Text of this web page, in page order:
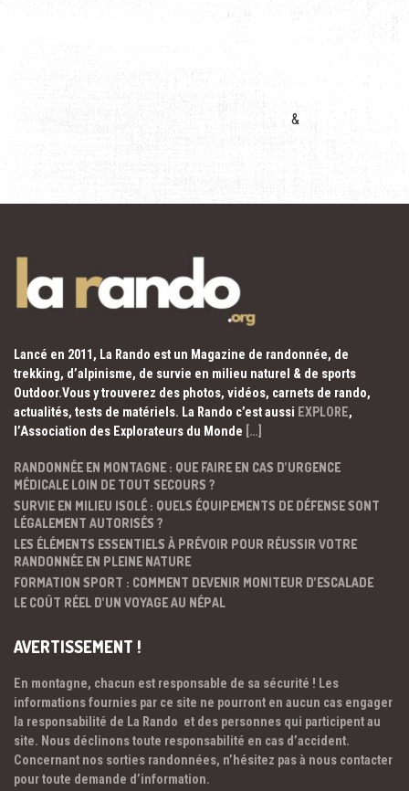
&
Lancé en 2011, La Rando est un Magazine de randonnée, de
trekking, d’alpinisme, de survie en milieu naturel & de sports
Outdoor.Vous y trouverez des photos, vidéos, carnets de rando,
actualités, tests de matériels. La Rando c’est aussi EXPLORE,
l’Association des Explorateurs du Monde […]
RANDONNÉE EN MONTAGNE : QUE FAIRE EN CAS D’URGENCE
MÉDICALE LOIN DE TOUT SECOURS ?
SURVIE EN MILIEU ISOLÉ : QUELS ÉQUIPEMENTS DE DÉFENSE SONT
LÉGALEMENT AUTORISÉS ?
LES ÉLÉMENTS ESSENTIELS À PRÉVOIR POUR RÉUSSIR VOTRE
RANDONNÉE EN PLEINE NATURE
FORMATION SPORT : COMMENT DEVENIR MONITEUR D’ESCALADE
LE COÛT RÉEL D’UN VOYAGE AU NÉPAL
AVERTISSEMENT !
En montagne, chacun est responsable de sa sécurité ! Les
informations fournies par ce site ne pourront en aucun cas engager
la responsabilité de La Rando et des personnes qui participent au
site. Nous déclinons toute responsabilité en cas d’accident.
Concernant nos sorties randonnées, n’hésitez pas à nous contacter
pour toute demande d’information.